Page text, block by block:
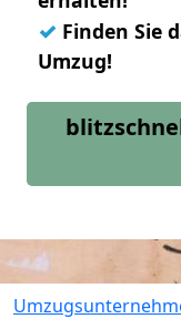
✓ Finden Sie
Umzug!